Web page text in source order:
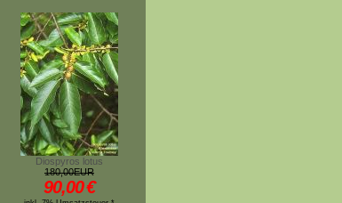
Diospyros lotus
180,00EUR
90,00€